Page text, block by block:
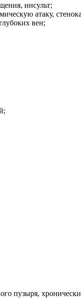
инсульт;
атаку,
вен;
пузыря,